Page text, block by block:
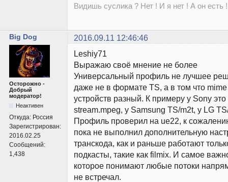
Видишь суслика ? Нет ! И я нет ! А он есть
Big Dog 2016.09.11 12:46:46
Осторожно -
Добрый
модератор!
Неактивен
Откуда: Россия
Зарегистрирован:
2016.02.25
Сообщений:
1,438
Leshiy71
Выражаю своё мнение не более
Универсальный профиль не лучшее
даже не в формате TS, а в том что
устройств разный. К примеру у Sony
stream.mpeg, у Samsung TS/m2t, у LG
Профиль проверил на ue22, к
пока не выполнил дополнительную
транскода, как и раньше работают
подкасты, такие как filmix. И самое
которое понимают любые потоки
не встречал.